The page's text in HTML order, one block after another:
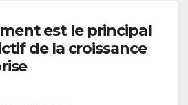
est le principal
de la croissance